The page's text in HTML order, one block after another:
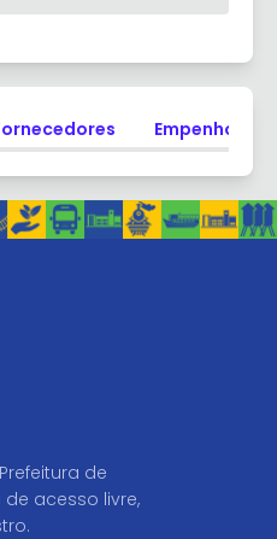
Empenhos
de
acesso livre,